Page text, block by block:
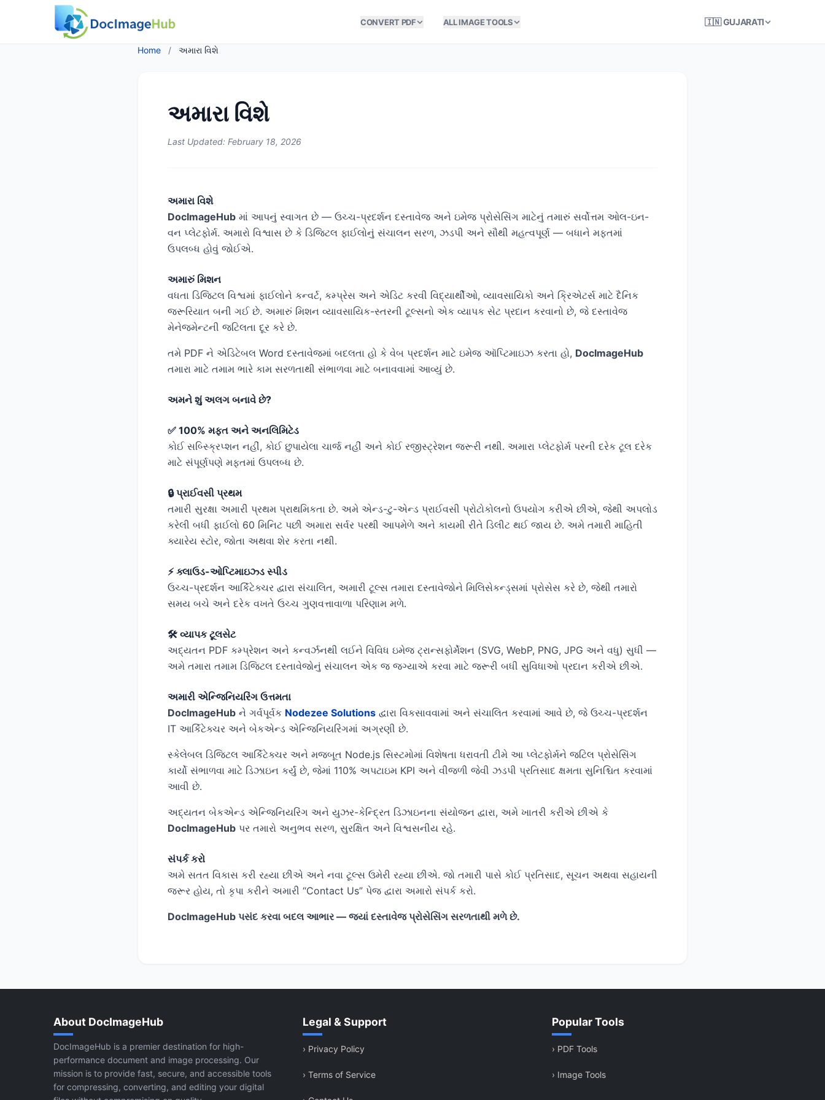
CONVERT PDF ALL IMAGE TOOLS 🇮🇳 GUJARATI
Home / અમારા વિશે
અમારા વિશે
Last Updated: February 18, 2026
અમારા વિશે
DocImageHub માં આપનું સ્વાગત છે — ઉચ્ચ-પ્રદર્શન દસ્તાવેજ અને ઇમેજ પ્રોસેસિંગ માટેનું તમારું સર્વોત્તમ ઓલ-ઇન-
વન પ્લેટફોર્મ. અમારો વિશ્વાસ છે કે ડિજિટલ ફાઈલોનું સંચાલન સરળ, ઝડપી અને સૌથી મહત્વપૂર્ણ — બધાને મફતમાં
ઉપલબ્ધ હોવું જોઈએ.
અમારું મિશન
વધતા ડિજિટલ વિશ્વમાં ફાઈલોને કન્વર્ટ, કમ્પ્રેસ અને એડિટ કરવી વિદ્યાર્થીઓ, વ્યાવસાયિકો અને ક્રિએટર્સ માટે દૈનિક
જરૂરિયાત બની ગઈ છે. અમારું મિશન વ્યાવસાયિક-સ્તરની ટૂલ્સનો એક વ્યાપક સેટ પ્રદાન કરવાનો છે, જે દસ્તાવેજ
મેનેજમેન્ટની જટિલતા દૂર કરે છે.
તમે PDF ને એડિટેબલ Word દસ્તાવેજમાં બદલતા હો કે વેબ પ્રદર્શન માટે ઇમેજ ઑપ્ટિમાઇઝ કરતા હો, DocImageHub
તમારા માટે તમામ ભારે કામ સરળતાથી સંભાળવા માટે બનાવવામાં આવ્યું છે.
અમને શું અલગ બનાવે છે?
✅ 100% મફત અને અનલિમિટેડ
કોઈ સબ્સ્ક્રિપ્શન નહીં, કોઈ છુપાયેલા ચાર્જ નહીં અને કોઈ રજીસ્ટ્રેશન જરૂરી નથી. અમારા પ્લેટફોર્મ પરની દરેક ટૂલ દરેક
માટે સંપૂર્ણપણે મફતમાં ઉપલબ્ધ છે.
🔒 પ્રાઈવસી પ્રથમ
તમારી સુરક્ષા અમારી પ્રથમ પ્રાથમિકતા છે. અમે એન્ડ-ટુ-એન્ડ પ્રાઈવસી પ્રોટોકોલનો ઉપયોગ કરીએ છીએ, જેથી અપલોડ
કરેલી બધી ફાઈલો 60 મિનિટ પછી અમારા સર્વર પરથી આપમેળે અને કાયમી રીતે ડિલીટ થઈ જાય છે. અમે તમારી માહિતી
ક્યારેય સ્ટોર, જોતા અથવા શેર કરતા નથી.
⚡ ક્લાઉડ-ઓપ્ટિમાઇઝ્ડ સ્પીડ
ઉચ્ચ-પ્રદર્શન આર્કિટેક્ચર દ્વારા સંચાલિત, અમારી ટૂલ્સ તમારા દસ્તાવેજોને મિલિસેકન્ડ્સમાં પ્રોસેસ કરે છે, જેથી તમારો
સમય બચે અને દરેક વખતે ઉચ્ચ ગુણવત્તાવાળા પરિણામ મળે.
🛠 વ્યાપક ટૂલસેટ
અદ્યતન PDF કમ્પ્રેશન અને કન્વર્ઝનથી લઈને વિવિધ ઇમેજ ટ્રાન્સફોર્મેશન (SVG, WebP, PNG, JPG અને વધુ) સુધી —
અમે તમારા તમામ ડિજિટલ દસ્તાવેજોનું સંચાલન એક જ જગ્યાએ કરવા માટે જરૂરી બધી સુવિધાઓ પ્રદાન કરીએ છીએ.
અમારી એન્જિનિયરિંગ ઉત્તમતા
DocImageHub ને ગર્વપૂર્વક Nodezee Solutions દ્વારા વિકસાવવામાં અને સંચાલિત કરવામાં આવે છે, જે ઉચ્ચ-પ્રદર્શન
IT આર્કિટેક્ચર અને બેકએન્ડ એન્જિનિયરિંગમાં અગ્રણી છે.
સ્કેલેબલ ડિજિટલ આર્કિટેક્ચર અને મજબૂત Node.js સિસ્ટમોમાં વિશેષતા ધરાવતી ટીમે આ પ્લેટફોર્મને જટિલ પ્રોસેસિંગ
કાર્યો સંભાળવા માટે ડિઝાઇન કર્યું છે, જેમાં 110% અપટાઇમ KPI અને વીજળી જેવી ઝડપી પ્રતિસાદ ક્ષમતા સુનિશ્ચિત કરવામાં
આવી છે.
અદ્યતન બેકએન્ડ એન્જિનિયરિંગ અને યુઝર-કેન્દ્રિત ડિઝાઇનના સંયોજન દ્વારા, અમે ખાતરી કરીએ છીએ કે
DocImageHub પર તમારો અનુભવ સરળ, સુરક્ષિત અને વિશ્વસનીય રહે.
સંપર્ક કરો
અમે સતત વિકાસ કરી રહ્યા છીએ અને નવા ટૂલ્સ ઉમેરી રહ્યા છીએ. જો તમારી પાસે કોઈ પ્રતિસાદ, સૂચન અથવા સહાયની
જરૂર હોય, તો કૃપા કરીને અમારી “Contact Us” પેજ દ્વારા અમારો સંપર્ક કરો.
DocImageHub પસંદ કરવા બદલ આભાર — જ્યાં દસ્તાવેજ પ્રોસેસિંગ સરળતાથી મળે છે.
About DocImageHub
DocImageHub is a premier destination for high-
performance document and image processing. Our
mission is to provide fast, secure, and accessible tools
for compressing, converting, and editing your digital
Legal & Support
› Privacy Policy
› Terms of Service
Popular Tools
› PDF Tools
› Image Tools